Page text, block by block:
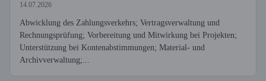
14.07.2026
Abwicklung des Zahlungsverkehrs; Vertragsverwaltung und
Rechnungsprüfung; Vorbereitung und Mitwirkung bei Projekten;
Unterstützung bei Kontenabstimmungen; Material- und
Archivverwaltung;...